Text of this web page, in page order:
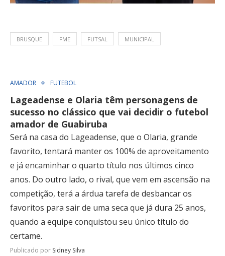
BRUSQUE FME FUTSAL MUNICIPAL
AMADOR FUTEBOL
Lageadense e Olaria têm personagens de
sucesso no clássico que vai decidir o futebol
amador de Guabiruba
Será na casa do Lageadense, que o Olaria, grande
favorito, tentará manter os 100% de aproveitamento
e já encaminhar o quarto título nos últimos cinco
anos. Do outro lado, o rival, que vem em ascensão na
competição, terá a árdua tarefa de desbancar os
favoritos para sair de uma seca que já dura 25 anos,
quando a equipe conquistou seu único título do
certame.
Publicado por Sidney Silva